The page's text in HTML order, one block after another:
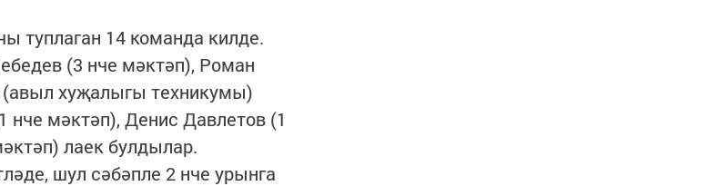
туплаган 14 команда килде.
(3 нче мәктәп), Роман
хуҗалыгы техникумы)
мәктәп), Денис Давлетов (1
лаек булдылар.
шул сәбәпле 2 нче урынга